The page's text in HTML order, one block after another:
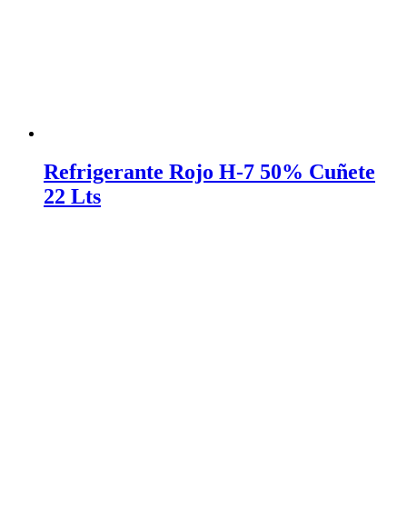
Refrigerante Rojo H-7 50% Cuñete
22 Lts